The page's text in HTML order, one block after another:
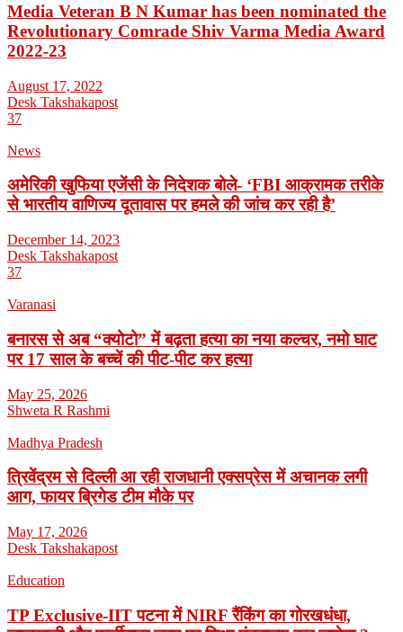
Media Veteran B N Kumar has been nominated the
Revolutionary Comrade Shiv Varma Media Award
2022-23
August 17, 2022
Desk Takshakapost
37
News
अमेरिकी खुफिया एजेंसी के निदेशक बोले- ‘FBI आक्रामक तरीके
से भारतीय वाणिज्य दूतावास पर हमले की जांच कर रही है’
December 14, 2023
Desk Takshakapost
37
Varanasi
बनारस से अब “क्योटो” में बढ़ता हत्या का नया कल्चर, नमो घाट
पर 17 साल के बच्चें की पीट-पीट कर हत्या
May 25, 2026
Shweta R Rashmi
Madhya Pradesh
त्रिवेंद्रम से दिल्ली आ रही राजधानी एक्सप्रेस में अचानक लगी
आग, फायर ब्रिगेड टीम मौके पर
May 17, 2026
Desk Takshakapost
Education
TP Exclusive-IIT पटना में NIRF रैंकिंग का गोरखधंधा,